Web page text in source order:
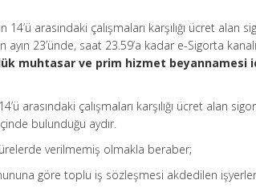
14’ü arasındaki çalışmaları karşılığı ücret alan
23’ünde, saat 23.59’a kadar e-Sigorta
muhtasar ve prim hizmet beyannamesi
arasındaki çalışmaları karşılığı ücret alan
bulunduğu aydır.
verilmemiş olmakla beraber;
göre toplu iş sözleşmesi akdedilen